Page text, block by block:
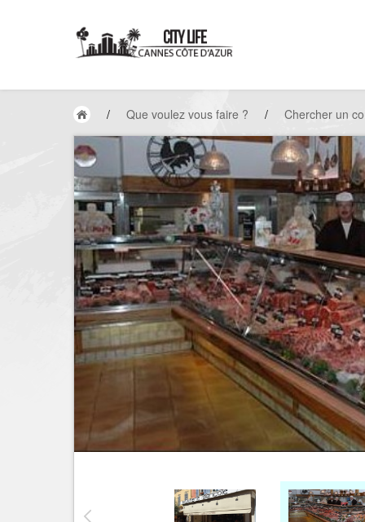
/ Que voulez vous faire ? / Chercher un